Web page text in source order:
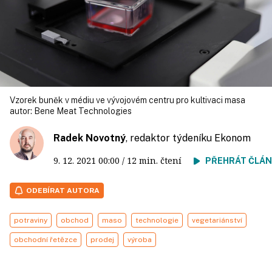
Vzorek buněk v médiu ve vývojovém centru pro kultivaci masa
autor: Bene Meat Technologies
Radek Novotný, redaktor týdeníku Ekonom
9. 12. 2021 00:00 / 12 min. čtení PŘEHRÁT
ODEBÍRAT AUTORA
potraviny obchod maso technologie vegetariánství
obchodní řetězce prodej výroba